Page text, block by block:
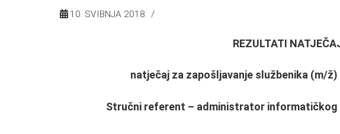
10. SVIBNJA 2018.
REZULTATI
natječaj za zapošljavanje službenika (m/
Stručni referent – administrator